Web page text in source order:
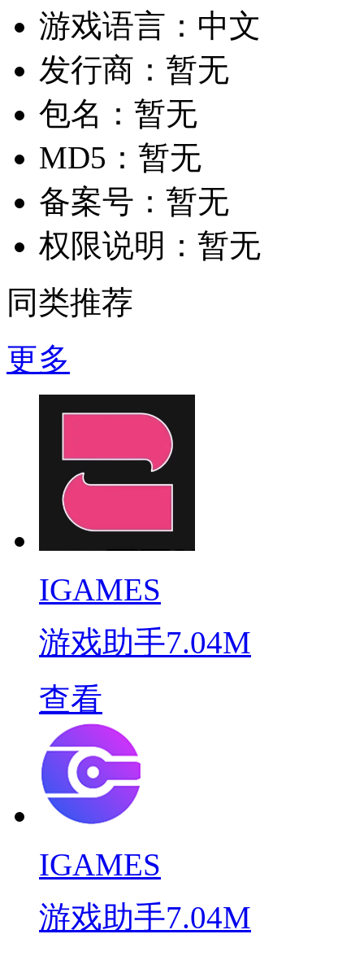
游戏语言： 中文
发行商： 暂无
包名： 暂无
MD5： 暂无
备案号： 暂无
权限说明： 暂无
同类推荐
更多
IGAMES
游戏助手7.04M
查看
IGAMES
游戏助手7.04M